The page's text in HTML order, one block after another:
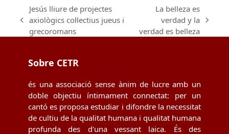
previous
post:
Jesús lliure de projectes
axiològics col·lectius jueus i
grecoromans
post:
La belleza es
verdad y la
verdad es belleza
Sobre CETR
és una associació sense ànim de lucre amb un
doble objectiu íntimament connectat: per un
cantó es proposa estudiar i difondre la necessitat
de cultiu de la qualitat humana i qualitat humana
profunda des d'una vessant laica. És des